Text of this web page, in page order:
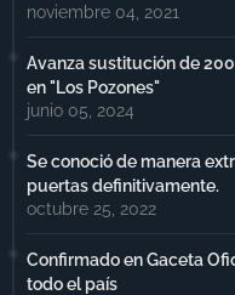
noviembre 04, 2021
Avanza sustitución de
en "Los Pozones"
junio 05, 2024
Se conoció de manera
puertas definitivamente.
octubre 25, 2022
Confirmado en Gaceta
todo el país